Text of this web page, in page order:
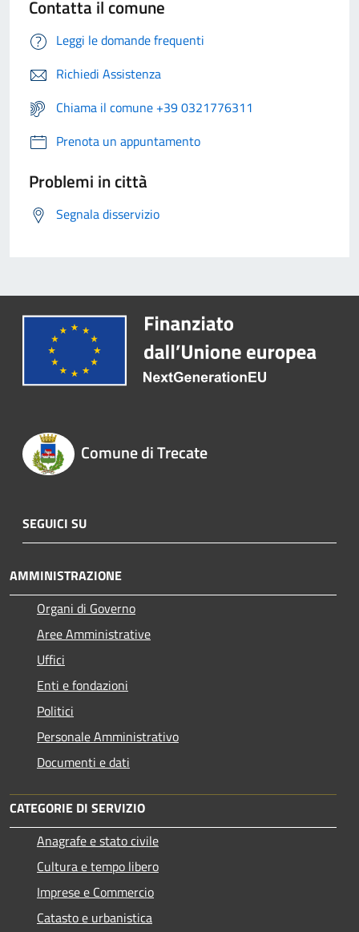
Contatta il comune
Leggi le domande frequenti
Richiedi Assistenza
Chiama il comune +39 0321776311
Prenota un appuntamento
Problemi in città
Segnala disservizio
Comune di Trecate
SEGUICI SU
AMMINISTRAZIONE
Organi di Governo
Aree Amministrative
Uffici
Enti e fondazioni
Politici
Personale Amministrativo
Documenti e dati
CATEGORIE DI SERVIZIO
Anagrafe e stato civile
Cultura e tempo libero
Imprese e Commercio
Catasto e urbanistica